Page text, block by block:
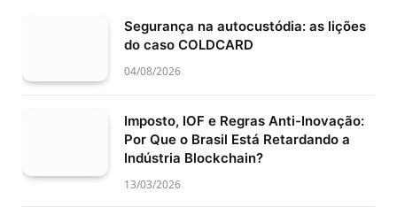
Segurança na autocustódia: as lições
do caso COLDCARD
04/08/2026
Imposto, IOF e Regras Anti-Inovação:
Por Que o Brasil Está Retardando a
Indústria Blockchain?
13/03/2026